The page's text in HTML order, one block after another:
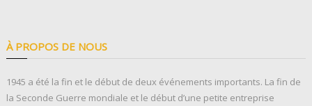
À PROPOS DE NOUS
1945 a été la fin et le début de deux événements importants. La fin de
la Seconde Guerre mondiale et le début d’une petite entreprise